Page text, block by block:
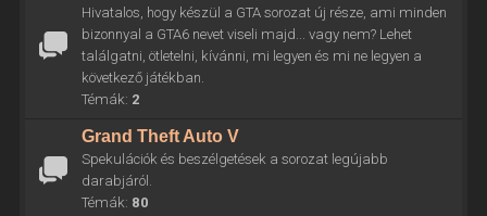
Hivatalos, hogy készül a GTA sorozat új része, ami minden
bizonnyal a GTA6 nevet viseli majd... vagy nem? Lehet
találgatni, ötletelni, kívánni, mi legyen és mi ne legyen a
következő játékban.
Témák: 2
Grand Theft Auto V
Spekulációk és beszélgetések a sorozat legújabb
darabjáról.
Témák: 80